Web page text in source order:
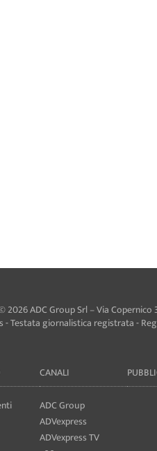
ADC Group Srl – Via Copernico
- Testata giornalistica registrata -
CANALI
ADC Group
ADVexpress
ADVexpress TV